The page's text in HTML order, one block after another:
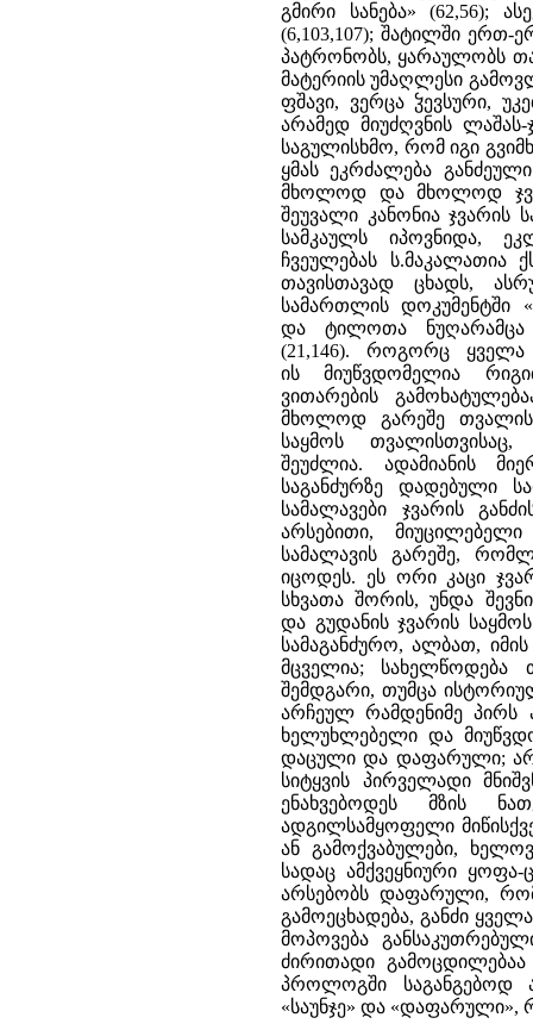
გმირი სანება» (62,56);
(6,103,107); შატილში ერთ-
პატრონობს, ყარაულობს
მატერიის უმაღლესი
ფშავი, ვერცა ჴევსური,
არამედ მიუძღვნის ლაშას-
საგულისხმო, რომ იგი
ყმას ეკრძალება
მხოლოდ და მხოლოდ
შეუვალი კანონია ჯვარის
სამკაულს იპოვნიდა,
ჩვეულებას ს.მაკალათია
თავისთავად ცხადს,
სამართლის დოკუმენტში
და ტილოთა ნუღარამცა
(21,146). როგორც
ის მიუწვდომელია
ვითარების
მხოლოდ გარეშე
საყმოს
შეუძლია. ადამიანის
საგანძურზე დადებული
სამალავები ჯვარის
არსებითი,
სამალავის გარეშე,
იცოდეს. ეს ორი კაცი
სხვათა შორის, უნდა
და გუდანის ჯვარის
სამაგანძურო, ალბათ,
მცველია; სახელწოდება
შემდგარი, თუმცა
არჩეულ რამდენიმე პირს
ხელუხლებელი და
დაცული და დაფარული; არ
სიტყვის პირველადი
ენახვებოდეს მზის
ადგილსამყოფელი
ან გამოქვაბულები,
სადაც ამქვეყნიური
არსებობს დაფარული,
გამოეცხადება, განძი
მოპოვება
ძირითადი გამოცდილებაა
პროლოგში საგანგებოდ
«საუნჯე» და